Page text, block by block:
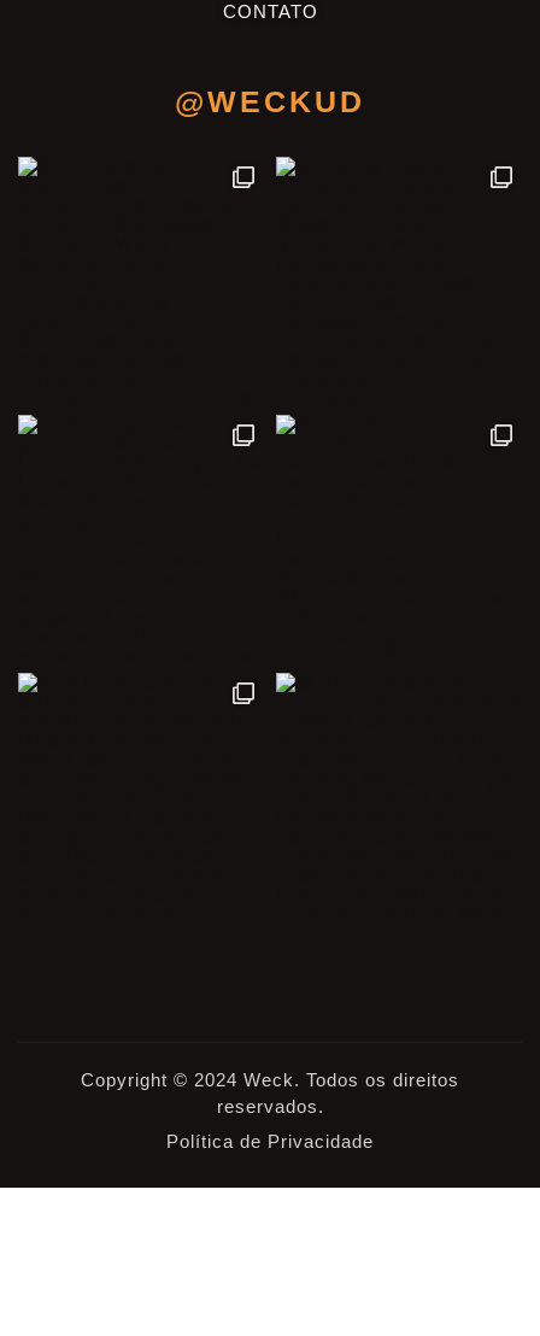
CONTATO
@WECKUD
Copyright © 2024 Weck. Todos os direitos
reservados.
Política de Privacidade